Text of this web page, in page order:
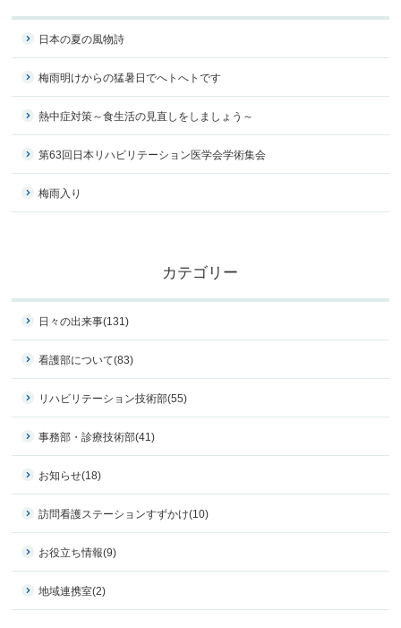
日本の夏の風物詩
梅雨明けからの猛暑日でへトへトです
熱中症対策～食生活の見直しをしましょう～
第63回日本リハビリテーション医学会学術集会
梅雨入り
カテゴリー
日々の出来事(131)
看護部について(83)
リハビリテーション技術部(55)
事務部・診療技術部(41)
お知らせ(18)
訪問看護ステーションすずかけ(10)
お役立ち情報(9)
地域連携室(2)